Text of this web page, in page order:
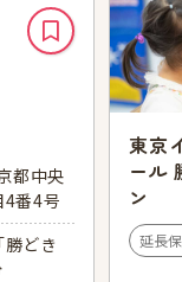
都中央
4番4号
どき
東京
ール
ン
延長